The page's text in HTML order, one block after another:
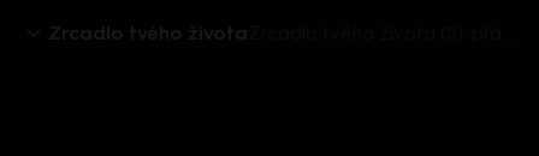
Zrcadlo tvého života